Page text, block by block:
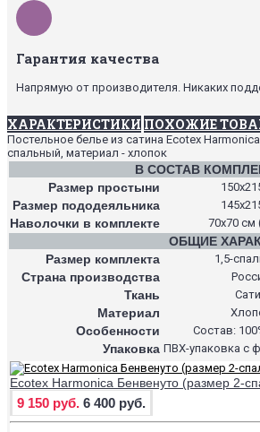
Гарантия качества
Напрямую от производителя. Никаких
ХАРАКТЕРИСТИКИ ПОХОЖИЕ
Постельное белье из сатина Ecotex
спальный, материал - хлопок
В СОСТАВ
Размер простыни
Размер пододеяльника
Наволочки в комплекте 70х70 см
ОБЩИЕ
Размер комплекта
1,5-
Страна производства
Ткань
Материал
Особенности Состав:
Упаковка ПВХ-упаковка с
Ecotex Harmonica Бенвенуто (размер 2-
9 150 руб. 6 400 руб.